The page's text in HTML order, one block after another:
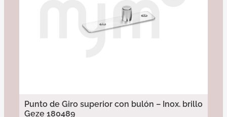
Punto de Giro superior con bulón – Inox. brillo
Geze 180489